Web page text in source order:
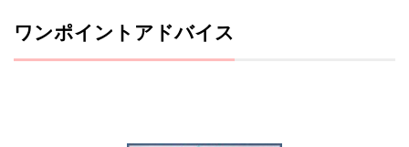
ワンポイントアドバイス